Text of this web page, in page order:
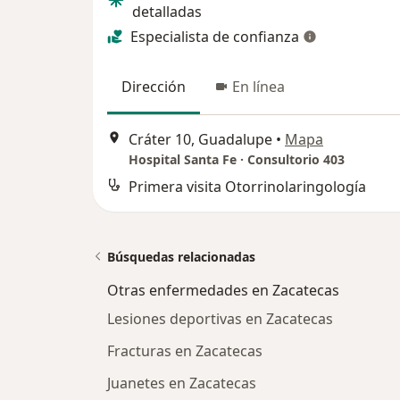
detalladas
Especialista de confianza
Dirección En línea
Cráter 10, Guadalupe • Mapa
Hospital Santa Fe · Consultorio 403
Primera visita Otorrinolaringología
Búsquedas relacionadas
Otras enfermedades en Zacatecas
Lesiones deportivas en Zacatecas
Fracturas en Zacatecas
Juanetes en Zacatecas